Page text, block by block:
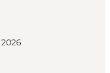
2026